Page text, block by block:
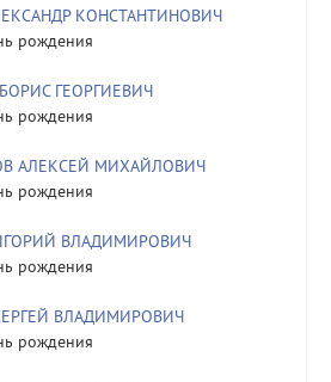
КОНСТАНТИНОВИЧ
рождения
ГЕОРГИЕВИЧ
рождения
АЛЕКСЕЙ МИХАЙЛОВИЧ
рождения
ВЛАДИМИРОВИЧ
рождения
ВЛАДИМИРОВИЧ
рождения